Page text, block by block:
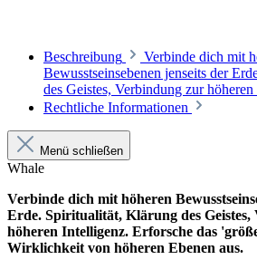
Beschreibung
Verbinde dich mit
Bewusstseinsebenen jenseits der
des Geistes, Verbindung zur
Rechtliche Informationen
Menü schließen
Whale
Verbinde dich mit höheren
Erde. Spiritualität, Klärung des
höheren Intelligenz. Erforsche das
Wirklichkeit von höheren Ebenen aus.